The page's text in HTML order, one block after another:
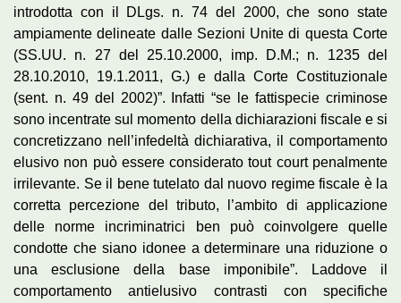
introdotta con il DLgs. n. 74 del 2000, che sono state
ampiamente delineate dalle Sezioni Unite di questa Corte
(SS.UU. n. 27 del 25.10.2000, imp. D.M.; n. 1235 del
28.10.2010, 19.1.2011, G.) e dalla Corte Costituzionale
(sent. n. 49 del 2002)”. Infatti “se le fattispecie criminose
sono incentrate sul momento della dichiarazioni fiscale e si
concretizzano nell’infedeltà dichiarativa, il comportamento
elusivo non può essere considerato tout court penalmente
irrilevante. Se il bene tutelato dal nuovo regime fiscale è la
corretta percezione del tributo, l’ambito di applicazione
delle norme incriminatrici ben può coinvolgere quelle
condotte che siano idonee a determinare una riduzione o
una esclusione della base imponibile”. Laddove il
comportamento antielusivo contrasti con specifiche